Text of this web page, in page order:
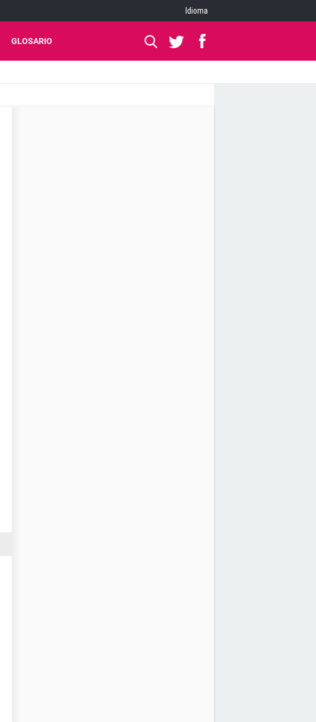
Idioma
GLOSARIO